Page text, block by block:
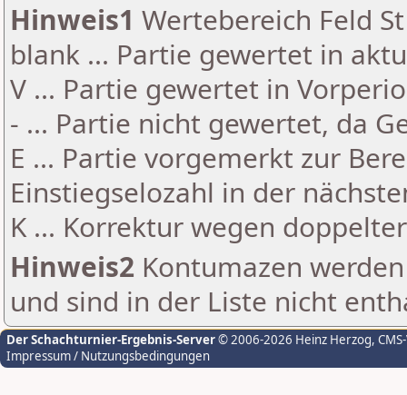
Hinweis1 Wertebereich Feld
blank ... Partie gewertet in
V ... Partie gewertet in
- ... Partie nicht gewertet, da
E ... Partie vorgemerkt zur
Einstiegselozahl in der
K ... Korrektur wegen
Hinweis2 Kontumazen
und sind in der Liste nicht
Der Schachturnier-Ergebnis-Server© 2006-2026 Heinz Herzog,
Impressum / Nutzungsbedingungen